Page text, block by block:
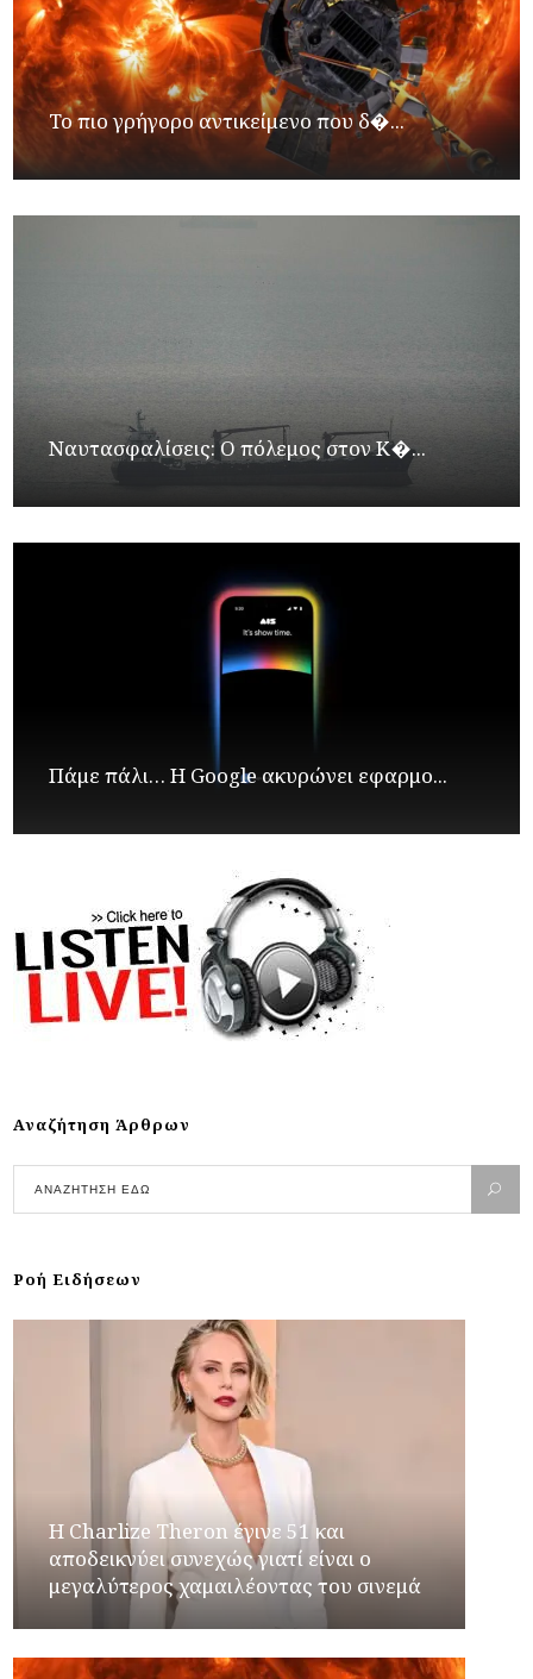
Το πιο γρήγορο αντικείμενο που δ�...
Ναυτασφαλίσεις: Ο πόλεμος στον Κ�...
Πάμε πάλι… Η Google ακυρώνει εφαρμο...
Αναζήτηση Άρθρων
Ροή Ειδήσεων
Η Charlize Theron έγινε 51 και
αποδεικνύει συνεχώς γιατί είναι ο
μεγαλύτερος χαμαιλέοντας του σινεμά